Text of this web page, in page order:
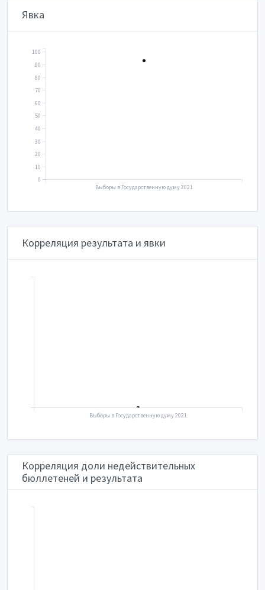
Явка
Выборы в Государственную думу 2021
0
10
20
30
40
50
60
70
80
90
100
Корреляция результата и явки
Выборы в Государственную думу 2021
Корреляция доли недействительных
бюллетеней и результата